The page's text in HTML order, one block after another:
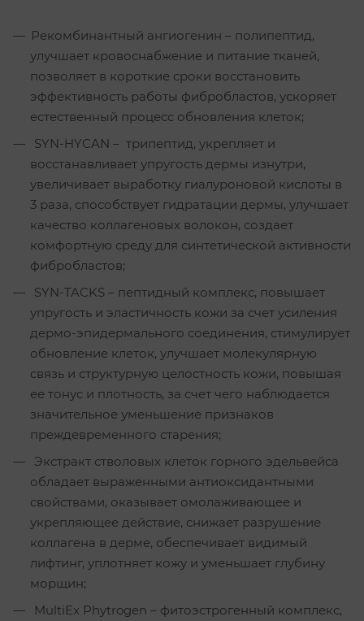
Рекомбинантный ангиогенин – полипептид,
улучшает кровоснабжение и питание тканей,
позволяет в короткие сроки восстановить
эффективность работы фибробластов, ускоряет
естественный процесс обновления клеток;
SYN-HYCAN – трипептид, укрепляет и
восстанавливает упругость дермы изнутри,
увеличивает выработку гиалуроновой кислоты в
3 раза, способствует гидратации дермы, улучшает
качество коллагеновых волокон, создает
комфортную среду для синтетической активности
фибробластов;
SYN-TACKS – пептидный комплекс, повышает
упругость и эластичность кожи за счет усиления
дермо-эпидермального соединения, стимулирует
обновление клеток, улучшает молекулярную
связь и структурную целостность кожи, повышая
ее тонус и плотность, за счет чего наблюдается
значительное уменьшение признаков
преждевременного старения;
Экстракт стволовых клеток горного эдельвейса
обладает выраженными антиоксидантными
свойствами, оказывает омолаживающее и
укрепляющее действие, снижает разрушение
коллагена в дерме, обеспечивает видимый
лифтинг, уплотняет кожу и уменьшает глубину
морщин;
MultiEx Phytrogen – фитоэстрогенный комплекс,